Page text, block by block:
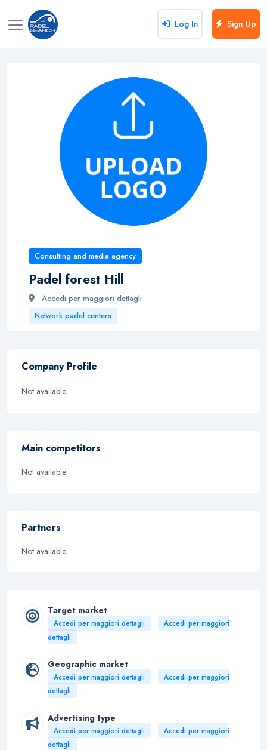
Log In Sign Up
Consulting and media agency
Padel forest Hill
Accedi per maggiori dettagli
Network padel centers
Company Profile
Not available
Main competitors
Not available
Partners
Not available
Target market
Accedi per maggiori dettagli
Accedi per maggiori
dettagli
Geographic market
Accedi per maggiori dettagli
Accedi per maggiori
dettagli
Advertising type
Accedi per maggiori dettagli
Accedi per maggiori
dettagli